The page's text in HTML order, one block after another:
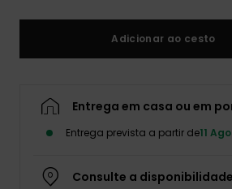
Adicionar ao cesto
Entrega em casa ou em
Entrega prevista a partir de11
Consulte a